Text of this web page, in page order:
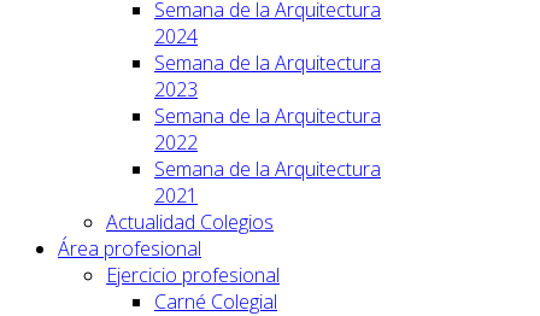
Semana de la Arquitectura
2024
Semana de la Arquitectura
2023
Semana de la Arquitectura
2022
Semana de la Arquitectura
2021
Actualidad Colegios
Área profesional
Ejercicio profesional
Carné Colegial